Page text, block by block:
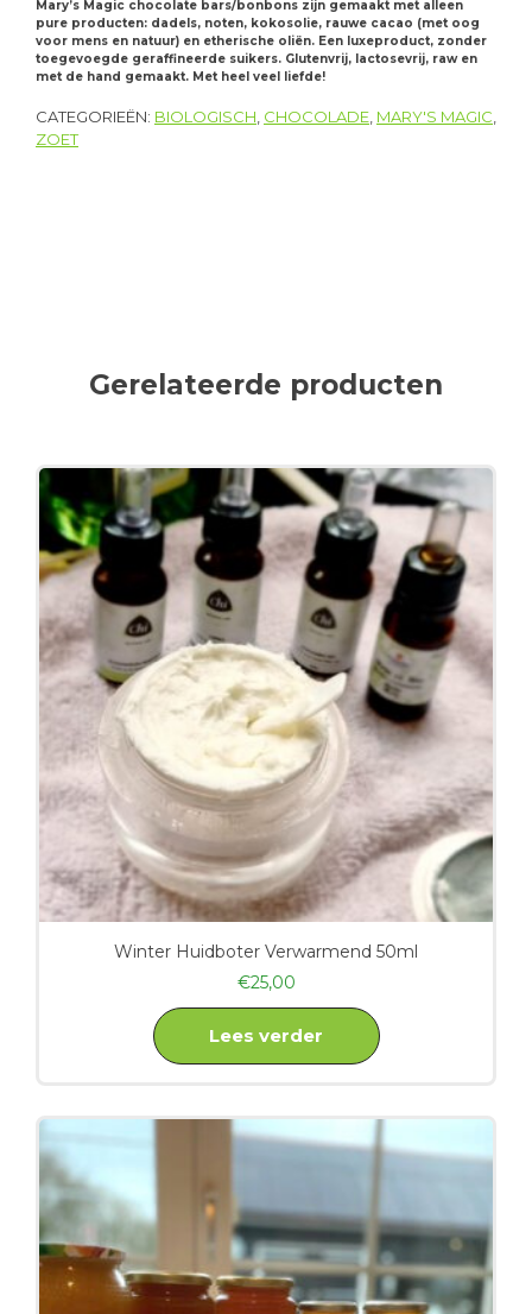
Mary’s Magic chocolate bars/bonbons zijn gemaakt met alleen
pure producten: dadels, noten, kokosolie, rauwe cacao (met oog
voor mens en natuur) en etherische oliën. Een luxeproduct, zonder
toegevoegde geraffineerde suikers. Glutenvrij, lactosevrij, raw en
met de hand gemaakt. Met heel veel liefde!
CATEGORIEËN: BIOLOGISCH CHOCOLADE MARY'S MAGIC
ZOET
Gerelateerde producten
Winter Huidboter Verwarmend 50ml
€25,00
Lees verder